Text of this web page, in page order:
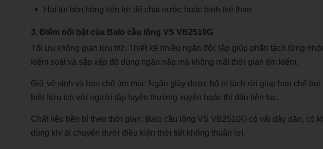
Hai túi bên hông tiện lợi để chai nước hoặc bình thể thao
3. Điểm nổi bật của Balo cầu lông VS VB2510G
Tối ưu không gian lưu trữ: Thiết kế nhiều ngăn độc lập giúp phân tách từng
kiểm soát và sắp xếp đồ dùng ngăn nắp mà không mất thời gian tìm kiếm.
Giữ vệ sinh và hạn chế ám mùi: Ngăn giày được bố trí tách rời giúp hạn chế
biệt hữu ích với người tập luyện thường xuyên hoặc thi đấu liên tục.
Chất liệu bền bỉ theo thời gian: Balo cầu lông VS VB2510G có vải dày dặn, có
dùng khi di chuyển dưới điều kiện thời tiết không thuận lợi.